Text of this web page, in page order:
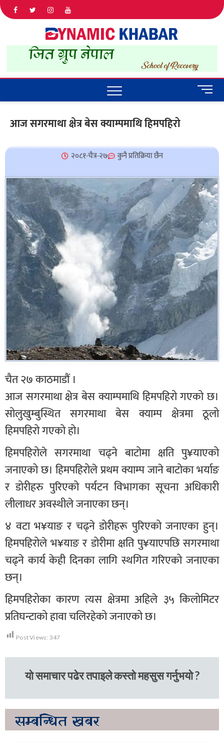
IN NEPAL
M
e
u
o
n
आज सगरमाथा क्षेत्र बेस क्याम्पमाथि हिमपहिरो
२०८१-चैत्र-२७ कुनै प्रतिक्रिया छैन
चैत २७ काठमाडौं ।
आज सगरमाथा क्षेत्र बेस क्याम्पमाथि हिमपहिरो गएको छ।
सोलुखुम्बुस्थित सगरमाथा बेस क्याम्प क्षेत्रमा ठूलो
हिमपहिरो गएको हो।
हिमपहिरोले सगरमाथा चढ्ने बाटोमा क्षति पु¥याएको
जनाएको छ। हिमपहिरोले प्रथम क्याम्प जाने बाटोका भर्याङ
र डोरीहरु पुरिएको पर्यटन विभागका सूचना अधिकारी
लीलाधर अवस्थीले जनाएका छन्।
४ वटा भ¥याङ र चढ्ने डोरीहरू पुरिएको जनाएका हुन्।
हिमपहिरोले भ¥याङ र डोरीमा क्षति पु¥याएपछि सगरमाथा
चढ्ने कार्य केही दिनका लागि स्थगित गरिएको जनाएका
छन्।
हिमपहिरोका कारण त्यस क्षेत्रमा अहिले ३५ किलोमिटर
प्रतिघन्टाको हावा चलिरहेको जनाएको छ।
Post Views: 347
यो समाचार पढेर तपाइले कस्तो महसुस गर्नुभयो ?
सम्बन्धित खबर